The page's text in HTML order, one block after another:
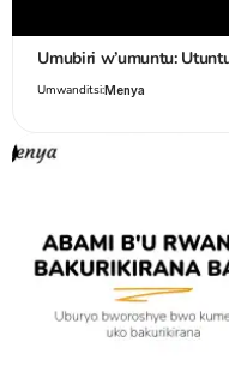
Umubiri w’umuntu:
Umwanditsi:Menya